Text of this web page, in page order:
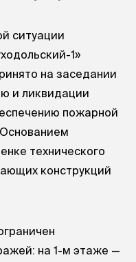
ситуации
1»
на заседании
и ликвидации
пожарной
технического
конструкций
на 1-м этаже —